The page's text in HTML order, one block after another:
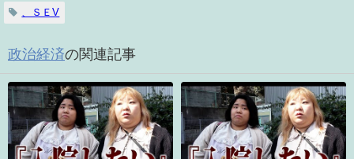
、ＳＥV
政治経済の関連記事